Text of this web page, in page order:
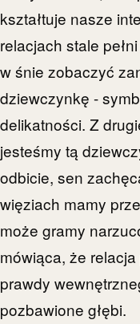
kształtuje nasze
relacjach stale
w śnie zobaczyć
dziewczynkę -
delikatności. Z
jesteśmy tą
odbicie, sen
więziach mamy
może gramy
mówiąca, że
prawdy
pozbawione głębi.